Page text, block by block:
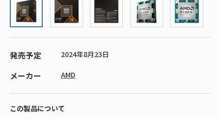
発売予定 2024年8月23日
メーカー AMD
この製品について